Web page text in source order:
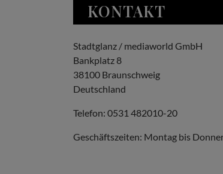
KONTAKT
Stadtglanz / mediaworld GmbH
Bankplatz 8
38100 Braunschweig
Deutschland
Telefon: 0531 482010-20
Geschäftszeiten: Montag bis